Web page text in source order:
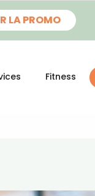
LA PROMO
Fitness